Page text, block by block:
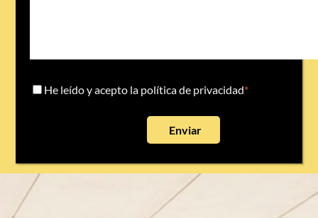
He leído y acepto la política de privacidad*
Enviar